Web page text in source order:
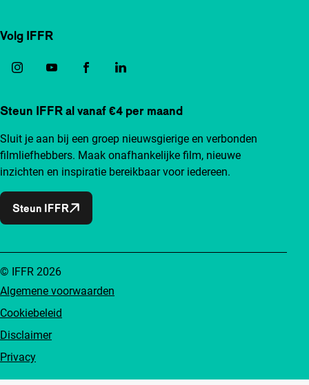
Volg IFFR
Steun IFFR al vanaf €4 per maand
Sluit je aan bij een groep nieuwsgierige en verbonden
filmliefhebbers. Maak onafhankelijke film, nieuwe
inzichten en inspiratie bereikbaar voor iedereen.
Steun IFFR
Algemene voorwaarden
Cookiebeleid
Disclaimer
Privacy
© IFFR 2026